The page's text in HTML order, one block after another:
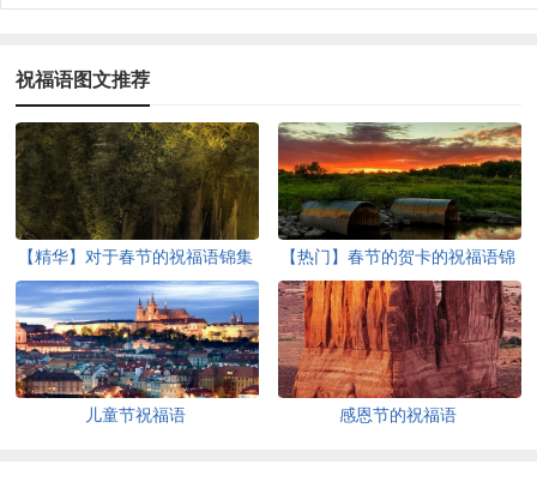
祝福语图文推荐
【精华】对于春节的祝福语锦集
七篇
【热门】春节的贺卡的祝福语锦
集七篇
儿童节祝福语 感恩节的祝福语